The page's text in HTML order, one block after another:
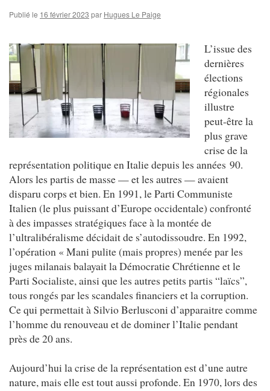
Publié le 16 février 2023 par Hugues Le Paige
L’issue des
dernières
élections
régionales
illustre
peut-être la
plus grave
crise de la
représentation politique en Italie depuis les années 90.
Alors les partis de masse — et les autres — avaient
disparu corps et bien. En 1991, le Parti Communiste
Italien (le plus puissant d’Europe occidentale) confronté
à des impasses stratégiques face à la montée de
l’ultralibéralisme décidait de s’autodissoudre. En 1992,
l’opération « Mani pulite (mais propres) menée par les
juges milanais balayait la Démocratie Chrétienne et le
Parti Socialiste, ainsi que les autres petits partis “laïcs”,
tous rongés par les scandales financiers et la corruption.
Ce qui permettait à Silvio Berlusconi d’apparaitre comme
l’homme du renouveau et de dominer l’Italie pendant
près de 20 ans.
Aujourd’hui la crise de la représentation est d’une autre
nature, mais elle est tout aussi profonde. En 1970, lors des